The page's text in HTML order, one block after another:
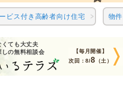
ビス付き高齢者向け住宅 物
くても大丈夫
の無料相談会
【毎月開催】
次回：8/8 （土）